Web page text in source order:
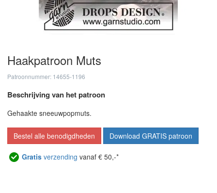
Haakpatroon Muts
Patroonnummer: 14655-1196
Beschrijving van het patroon
Gehaakte sneeuwpopmuts.
Bestel alle benodigdheden Download GRATIS patroon
Gratis verzending vanaf € 50,-*